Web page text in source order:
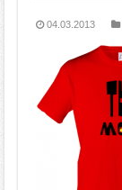
04.03.2013